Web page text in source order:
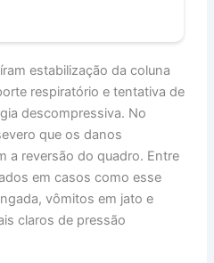
estabilização da coluna
respiratório e tentativa de
descompressiva. No
que os danos
a reversão do quadro. Entre
em casos como esse
vômitos em jato e
claros de pressão